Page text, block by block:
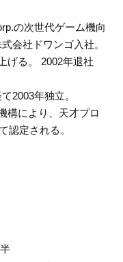
の次世代ゲーム機向
会社ドワンゴ入社。
げる。 2002年退社
2003年独立。
構により、天才プロ
認定される。